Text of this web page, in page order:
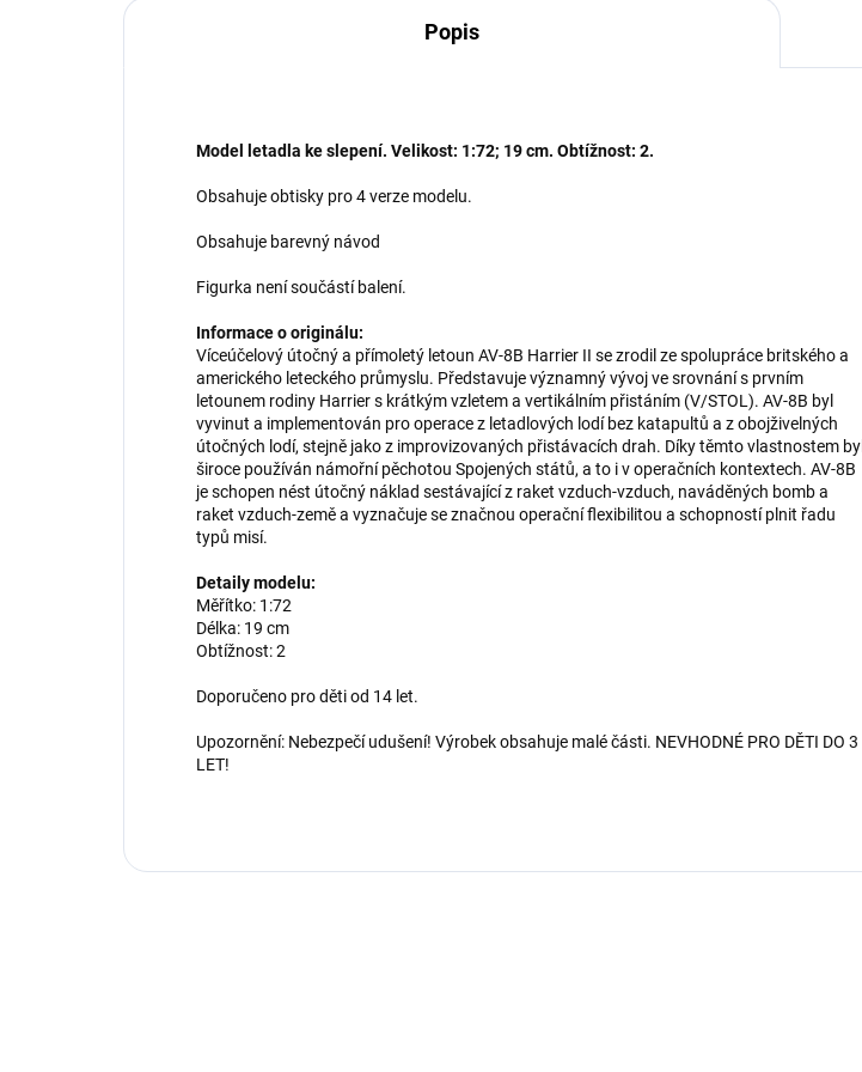
Popis
Model letadla ke slepení. Velikost: 1:72; 19 cm. Obtížnost: 2.
Obsahuje obtisky pro 4 verze modelu.
Obsahuje barevný návod
Figurka není součástí balení.
Informace o originálu:
Víceúčelový útočný a přímoletý letoun AV-8B Harrier II se zrodil ze spolupráce britského a
amerického leteckého průmyslu. Představuje významný vývoj ve srovnání s prvním
letounem rodiny Harrier s krátkým vzletem a vertikálním přistáním (V/STOL). AV-8B byl
vyvinut a implementován pro operace z letadlových lodí bez katapultů a z obojživelných
útočných lodí, stejně jako z improvizovaných přistávacích drah. Díky těmto vlastnostem byl
široce používán námořní pěchotou Spojených států, a to i v operačních kontextech. AV-8B
je schopen nést útočný náklad sestávající z raket vzduch-vzduch, naváděných bomb a
raket vzduch-země a vyznačuje se značnou operační flexibilitou a schopností plnit řadu
typů misí.
Detaily modelu:
Měřítko: 1:72
Délka: 19 cm
Obtížnost: 2
Doporučeno pro děti od 14 let.
Upozornění: Nebezpečí udušení! Výrobek obsahuje malé části. NEVHODNÉ PRO DĚTI DO 3
LET!